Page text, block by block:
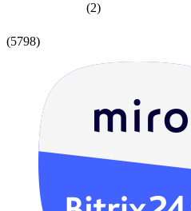
(2)
(5798)